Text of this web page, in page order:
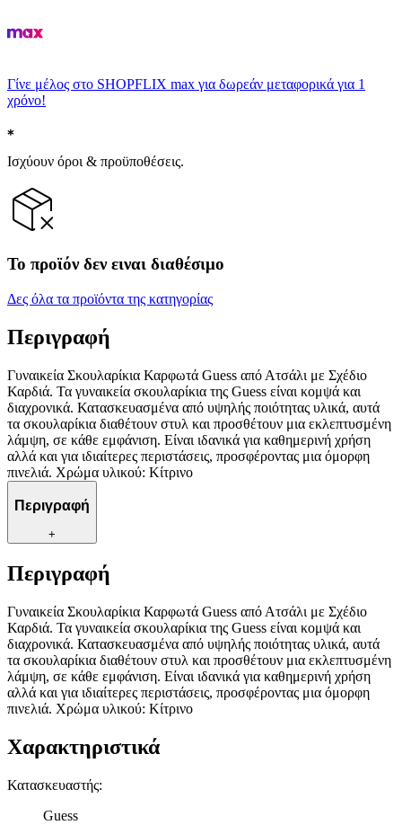
Γίνε μέλος στο SHOPFLIX max για δωρεάν μεταφορικά για 1
χρόνο!
Ισχύουν όροι & προϋποθέσεις.
Το προϊόν δεν ειναι διαθέσιμο
Δες όλα τα προϊόντα της κατηγορίας
Περιγραφή
Γυναικεία Σκουλαρίκια Καρφωτά Guess από Ατσάλι με Σχέδιο
Καρδιά. Τα γυναικεία σκουλαρίκια της Guess είναι κομψά και
διαχρονικά. Κατασκευασμένα από υψηλής ποιότητας υλικά, αυτά
τα σκουλαρίκια διαθέτουν στυλ και προσθέτουν μια εκλεπτυσμένη
λάμψη, σε κάθε εμφάνιση. Είναι ιδανικά για καθημερινή χρήση
αλλά και για ιδιαίτερες περιστάσεις, προσφέροντας μια όμορφη
πινελιά. Χρώμα υλικού: Κίτρινο
Περιγραφή
+
Περιγραφή
Γυναικεία Σκουλαρίκια Καρφωτά Guess από Ατσάλι με Σχέδιο
Καρδιά. Τα γυναικεία σκουλαρίκια της Guess είναι κομψά και
διαχρονικά. Κατασκευασμένα από υψηλής ποιότητας υλικά, αυτά
τα σκουλαρίκια διαθέτουν στυλ και προσθέτουν μια εκλεπτυσμένη
λάμψη, σε κάθε εμφάνιση. Είναι ιδανικά για καθημερινή χρήση
αλλά και για ιδιαίτερες περιστάσεις, προσφέροντας μια όμορφη
πινελιά. Χρώμα υλικού: Κίτρινο
Χαρακτηριστικά
Κατασκευαστής:
Guess